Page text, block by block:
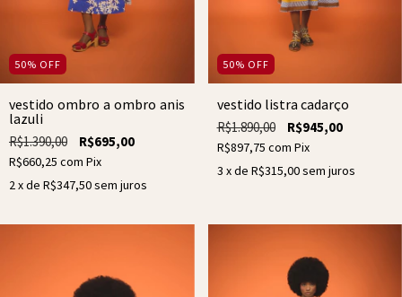
50% OFF
vestido ombro a ombro anis
lazuli
R$1.390,00 R$695,00
R$660,25 com Pix
2x de R$347,50sem juros
50% OFF
vestido listra cadarço
R$1.890,00 R$945,00
R$897,75 com Pix
3 x de R$315,00sem juros